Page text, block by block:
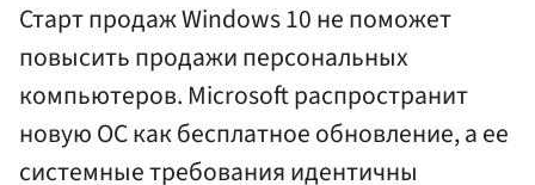
Старт продаж Windows 10 не поможет
повысить продажи персональных
компьютеров. Microsoft распространит
новую ОС как бесплатное обновление, а ее
системные требования идентичны